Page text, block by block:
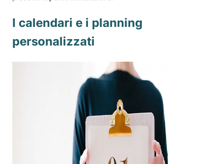
I calendari e i planning
personalizzati